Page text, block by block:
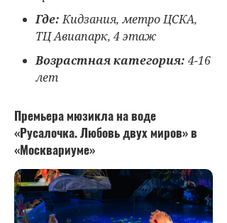
Где:Кидзания, метро ЦСКА,
ТЦ Авиапарк, 4 этаж
Возрастная категория: 4-16
лет
Премьера мюзикла на воде
«Русалочка. Любовь двух миров» в
«Москвариуме»